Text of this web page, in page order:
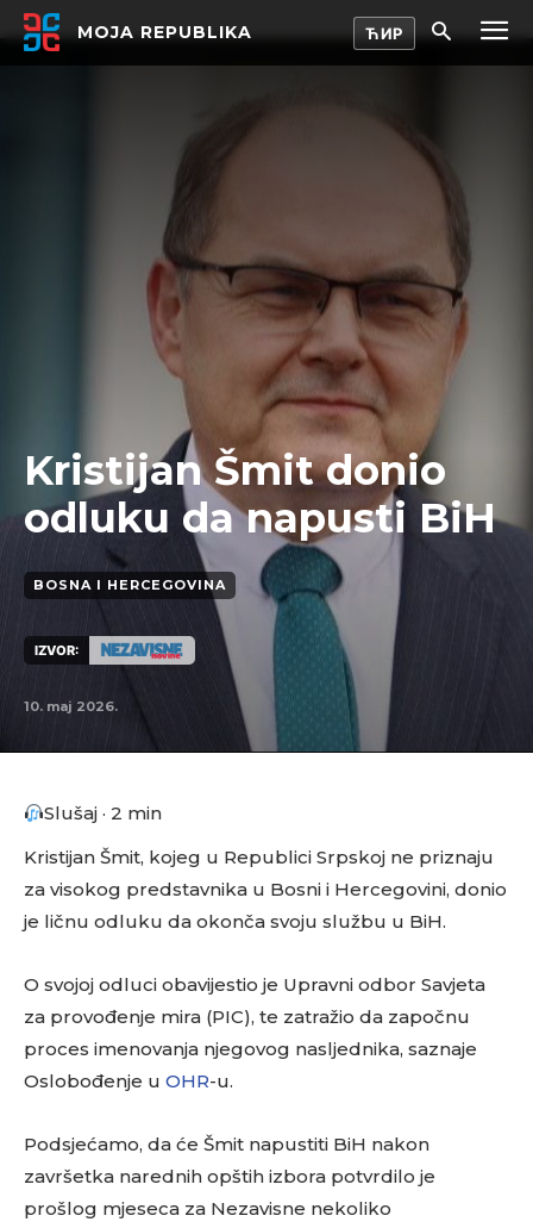
MOJA REPUBLIKA
Kristijan Šmit donio
odluku da napusti BiH
BOSNA I HERCEGOVINA
IZVOR:
10. maj 2026.
Slušaj · 2 min
Kristijan Šmit, kojeg u Republici Srpskoj ne priznaju
za visokog predstavnika u Bosni i Hercegovini, donio
je ličnu odluku da okonča svoju službu u BiH.
O svojoj odluci obavijestio je Upravni odbor Savjeta
za provođenje mira (PIC), te zatražio da započnu
proces imenovanja njegovog nasljednika, saznaje
Oslobođenje u OHR-u.
Podsjećamo, da će Šmit napustiti BiH nakon
završetka narednih opštih izbora potvrdilo je
prošlog mjeseca za Nezavisne nekoliko